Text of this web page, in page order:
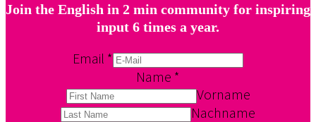
Join the English in 2 min community for inspiring
input 6 times a year.
Email *
Name *
Vorname
Nachname